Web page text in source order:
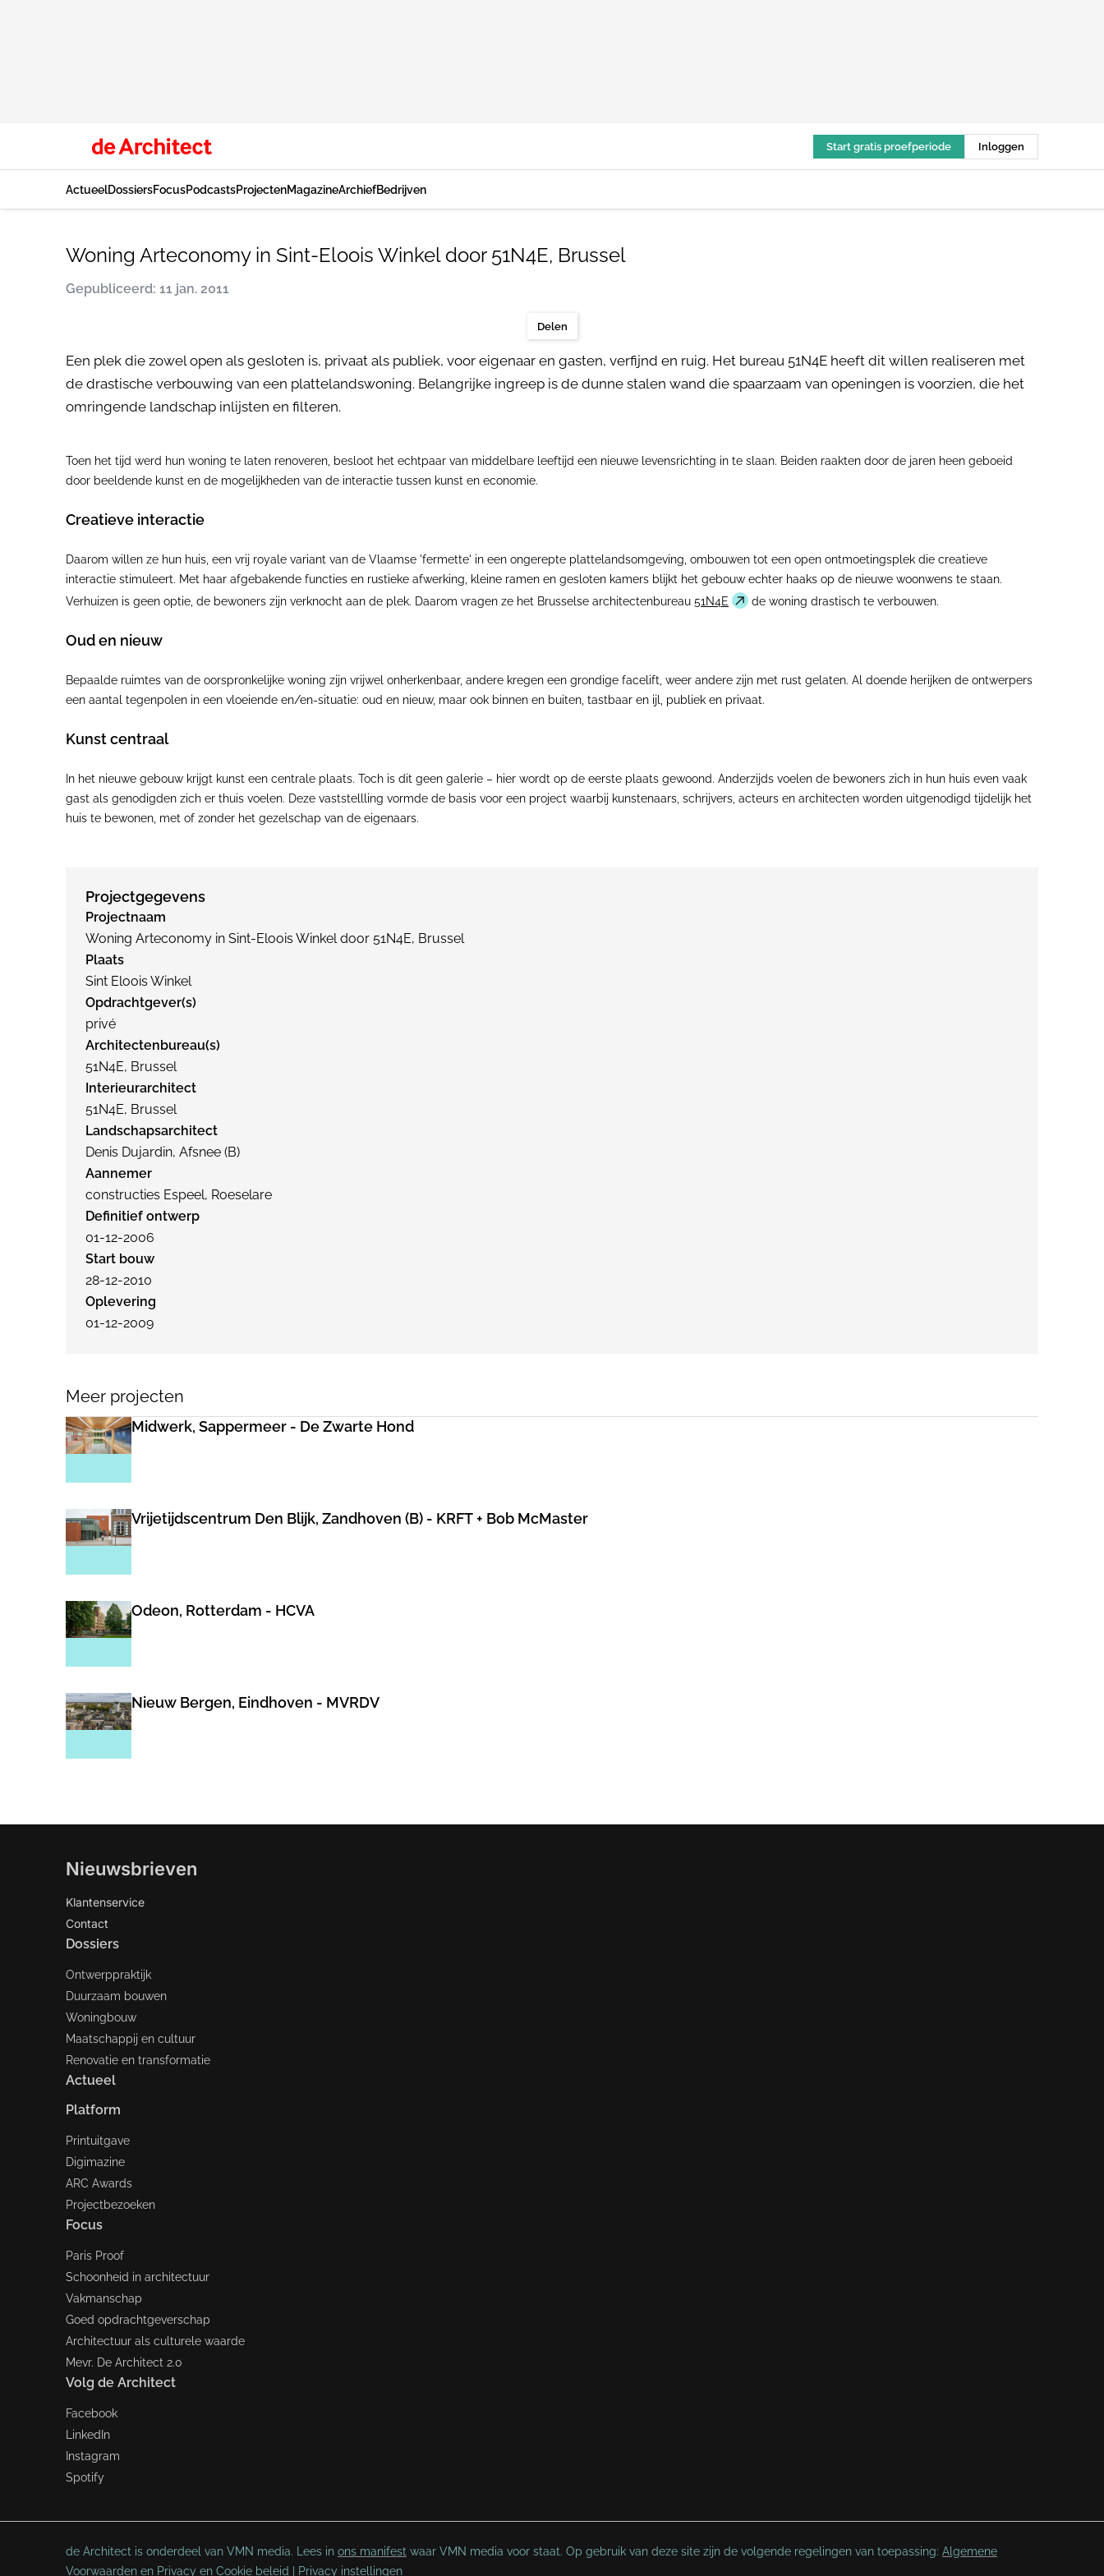
Start gratis proefperiode Inloggen
ActueelDossiersFocusPodcastsProjectenMagazineArchiefBedrijven
Woning Arteconomy in Sint-Eloois Winkel door 51N4E, Brussel
Gepubliceerd: 11 jan. 2011
Delen
Een plek die zowel open als gesloten is, privaat als publiek, voor eigenaar en gasten, verfijnd en ruig. Het bureau 51N4E heeft dit willen realiseren met
de drastische verbouwing van een plattelandswoning. Belangrijke ingreep is de dunne stalen wand die spaarzaam van openingen is voorzien, die het
omringende landschap inlijsten en filteren.
Toen het tijd werd hun woning te laten renoveren, besloot het echtpaar van middelbare leeftijd een nieuwe levensrichting in te slaan. Beiden raakten door de jaren heen geboeid
door beeldende kunst en de mogelijkheden van de interactie tussen kunst en economie.
Creatieve interactie
Daarom willen ze hun huis, een vrij royale variant van de Vlaamse 'fermette' in een ongerepte plattelandsomgeving, ombouwen tot een open ontmoetingsplek die creatieve
interactie stimuleert. Met haar afgebakende functies en rustieke afwerking, kleine ramen en gesloten kamers blijkt het gebouw echter haaks op de nieuwe woonwens te staan.
Verhuizen is geen optie, de bewoners zijn verknocht aan de plek. Daarom vragen ze het Brusselse architectenbureau 51N4E de woning drastisch te verbouwen.
Oud en nieuw
Bepaalde ruimtes van de oorspronkelijke woning zijn vrijwel onherkenbaar, andere kregen een grondige facelift, weer andere zijn met rust gelaten. Al doende herijken de ontwerpers
een aantal tegenpolen in een vloeiende en/en-situatie: oud en nieuw, maar ook binnen en buiten, tastbaar en ijl, publiek en privaat.
Kunst centraal
In het nieuwe gebouw krijgt kunst een centrale plaats. Toch is dit geen galerie – hier wordt op de eerste plaats gewoond. Anderzijds voelen de bewoners zich in hun huis even vaak
gast als genodigden zich er thuis voelen. Deze vaststellling vormde de basis voor een project waarbij kunstenaars, schrijvers, acteurs en architecten worden uitgenodigd tijdelijk het
huis te bewonen, met of zonder het gezelschap van de eigenaars.
Projectgegevens
Projectnaam
Woning Arteconomy in Sint-Eloois Winkel door 51N4E, Brussel
Plaats
Sint Eloois Winkel
Opdrachtgever(s)
privé
Architectenbureau(s)
51N4E, Brussel
Interieurarchitect
51N4E, Brussel
Landschapsarchitect
Denis Dujardin, Afsnee (B)
Aannemer
constructies Espeel, Roeselare
Definitief ontwerp
01-12-2006
Start bouw
28-12-2010
Oplevering
01-12-2009
Meer projecten
Midwerk, Sappermeer - De Zwarte Hond
Vrijetijdscentrum Den Blijk, Zandhoven (B) - KRFT + Bob McMaster
Odeon, Rotterdam - HCVA
Nieuw Bergen, Eindhoven - MVRDV
Nieuwsbrieven
Klantenservice
Contact
Dossiers
Ontwerppraktijk
Duurzaam bouwen
Woningbouw
Maatschappij en cultuur
Renovatie en transformatie
Actueel
Platform
Printuitgave
Digimazine
ARC Awards
Projectbezoeken
Focus
Paris Proof
Schoonheid in architectuur
Vakmanschap
Goed opdrachtgeverschap
Architectuur als culturele waarde
Mevr. De Architect 2.0
Volg de Architect
Facebook
LinkedIn
Instagram
Spotify
de Architect is onderdeel van VMN media. Lees in ons manifest waar VMN media voor staat. Op gebruik van deze site zijn de volgende regelingen van toepassing: Algemene
Voorwaarden en Privacy en Cookie beleid Privacy instellingen